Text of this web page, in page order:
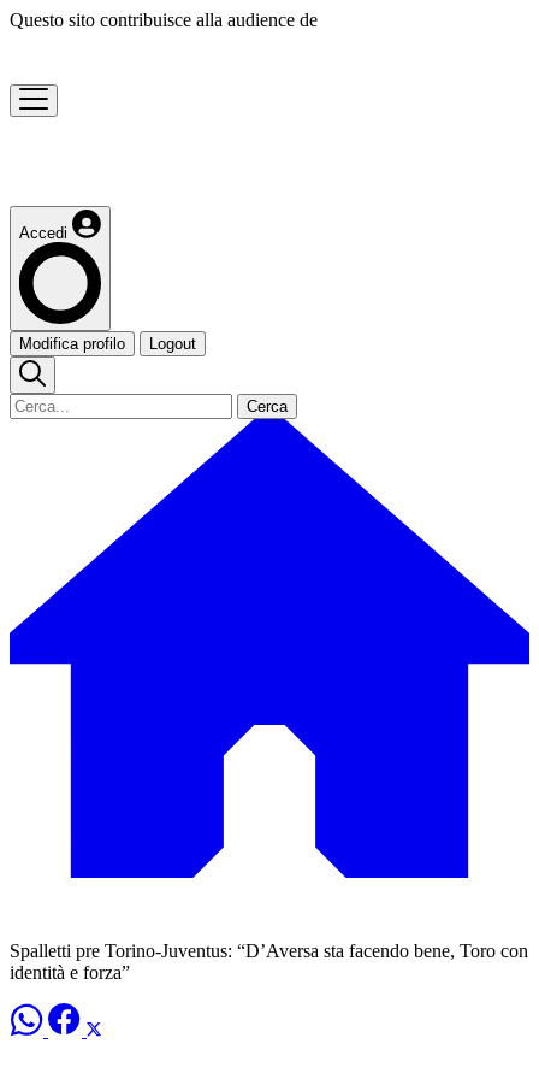
Questo sito contribuisce alla audience de
Accedi
Modifica profilo Logout
Cerca
Spalletti pre Torino-Juventus: “D’Aversa sta facendo bene, Toro con
identità e forza”